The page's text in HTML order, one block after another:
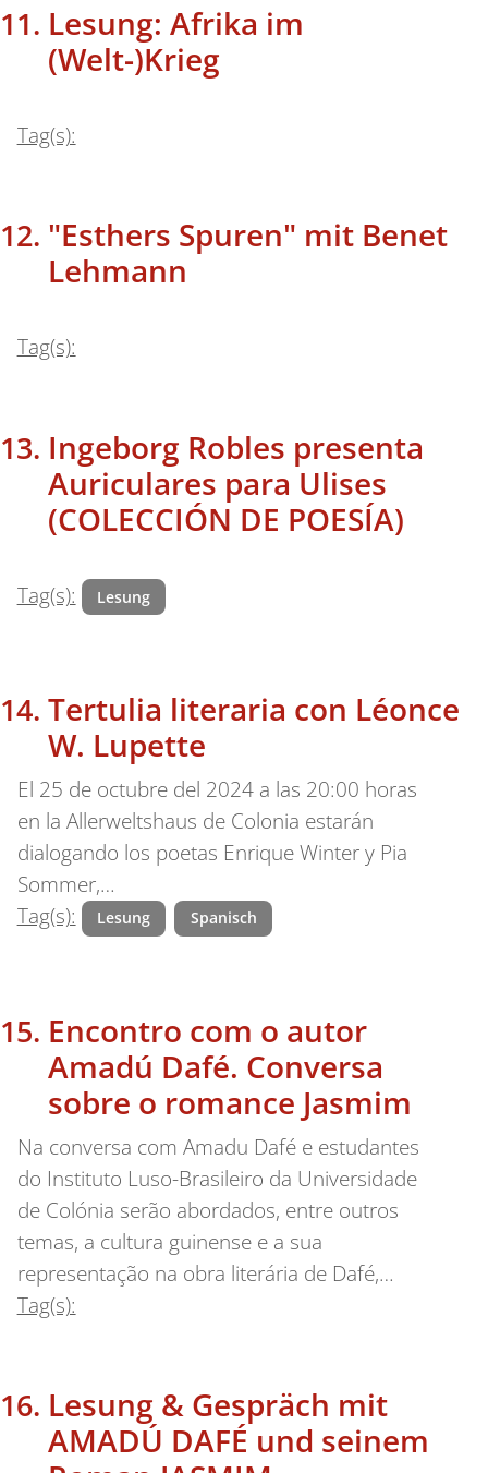
Lesung: Afrika im
(Welt-)Krieg
Tag(s):
"Esthers Spuren" mit Benet
Lehmann
Tag(s):
Ingeborg Robles presenta
Auriculares para Ulises
(COLECCIÓN DE POESÍA)
Tag(s): Lesung
Tertulia literaria con Léonce
W. Lupette
El 25 de octubre del 2024 a las 20:00 horas
en la Allerweltshaus de Colonia estarán
dialogando los poetas Enrique Winter y Pia
Sommer,…
Tag(s):
Lesung Spanisch
Encontro com o autor
Amadú Dafé. Conversa
sobre o romance Jasmim
Na conversa com Amadu Dafé e estudantes
do Instituto Luso-Brasileiro da Universidade
de Colónia serão abordados, entre outros
temas, a cultura guinense e a sua
representação na obra literária de Dafé,…
Tag(s):
Lesung & Gespräch mit
AMADÚ DAFÉ und seinem